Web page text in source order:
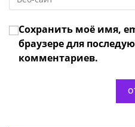
прокомментировать
чтобы
URL
веб-
сайта
(необязательно)
Сохранить моё имя,
браузере для
комментариев.